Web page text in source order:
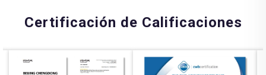
Certificación de Calificaciones